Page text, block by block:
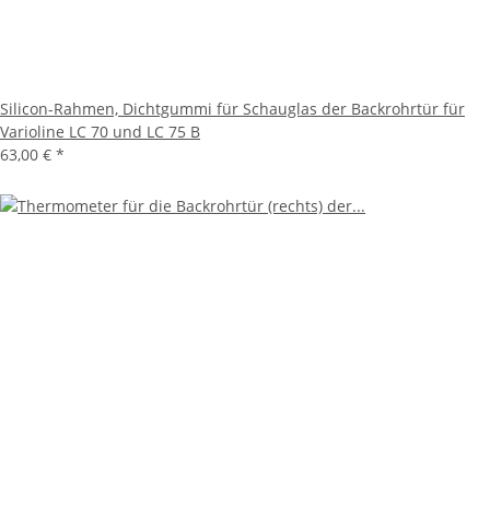
Silicon-Rahmen, Dichtgummi für Schauglas der Backrohrtür für
Varioline LC 70 und LC 75 B
63,00 € *